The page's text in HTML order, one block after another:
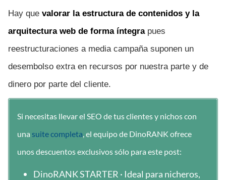
Hay que valorar la estructura de contenidos y la
arquitectura web de forma íntegrapues
reestructuraciones a media campaña suponen un
desembolso extra en recursos por nuestra parte y de
dinero por parte del cliente.
Si necesitas llevar el SEO de tus clientes y nichos con
una suite completa, el equipo de DinoRANK ofrece
unos descuentos exclusivos sólo para este post:
DinoRANK STARTER · Ideal para nicheros,